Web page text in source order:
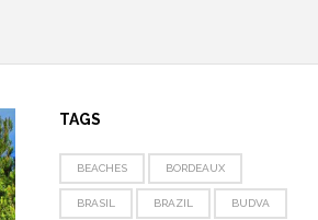
TAGS
BEACHES BORDEAUX
BRASIL BRAZIL BUDVA